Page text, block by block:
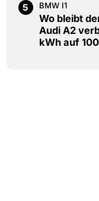
5 BMW I1
Wo bleibt
Audi A2
kWh auf